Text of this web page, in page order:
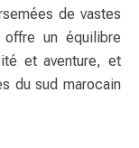
de vastes
un équilibre
et aventure, et
du sud marocain